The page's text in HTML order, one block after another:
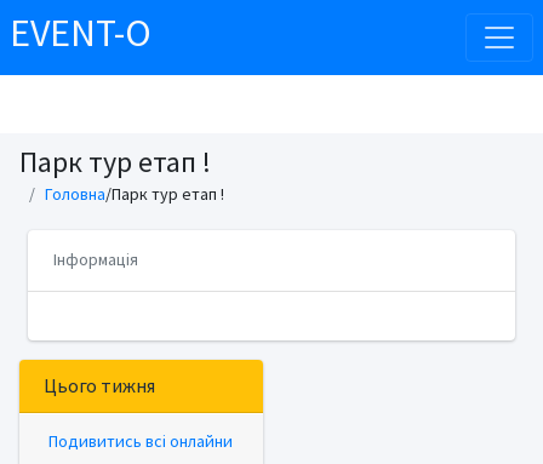
EVENT-O
Парк тур етап !
Головна/Парк тур етап !
Інформація
Цього тижня
Подивитись всі онлайни